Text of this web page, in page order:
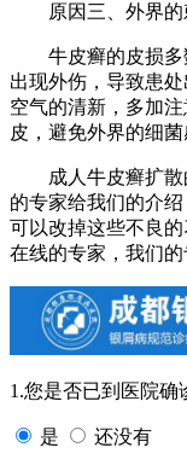
原因三、外界的
牛皮癣的皮损多
出现外伤，导致患
空气的清新，多加
皮，避免外界的细
成人牛皮癣扩散
的专家给我们的介
可以改掉这些不良
在线的专家，我们
1.您是否已到医院确
是 还没有